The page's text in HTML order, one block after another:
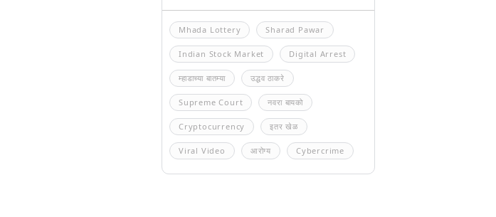
Mhada Lottery Sharad Pawar
Indian Stock Market Digital Arrest
म्हाडाच्या बातम्या उद्धव ठाकरे
Supreme Court नवरा बायको
Cryptocurrency इतर खेळ
Viral Video आरोग्य Cybercrime